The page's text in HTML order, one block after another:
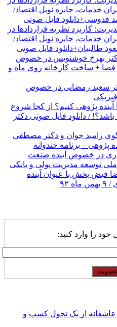
خدمات، جایزه نوبل اقتصاد/
قدوسی+دانلود فایل صوتی
کاربرد نظریه قراردادها در
خدمات، جایزه نوبل اقتصاد/
طالبیان+دانلود فایل صوتی
بهرخ خوشنویس در خصوص
فضا + ساخت کارخانه روی ماه و
سعید رمضانی در خصوص
پژوهی کنیم؟ از کجا شروع
باشد؟! / دانلود فایل صوتی دکتر
رامبد جوان و دکتر مصطفی
– برنامه خندوانه
در خصوص آینده صنعت
توسعه مدیریت پولی و بانکی
فیض بخش با عنوان آینده
۹۲
خود را وارد کنید: